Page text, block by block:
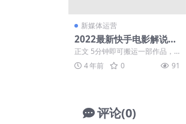
新媒体运营
2022最新快手电影解说搬
运技术
正文 5分钟即可搬运一部作品，
固定模板套用，多层消重视频素
材，祝你轻松上热门。
4 年前 0 91
评论(0)